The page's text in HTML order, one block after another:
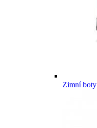
Zimní boty